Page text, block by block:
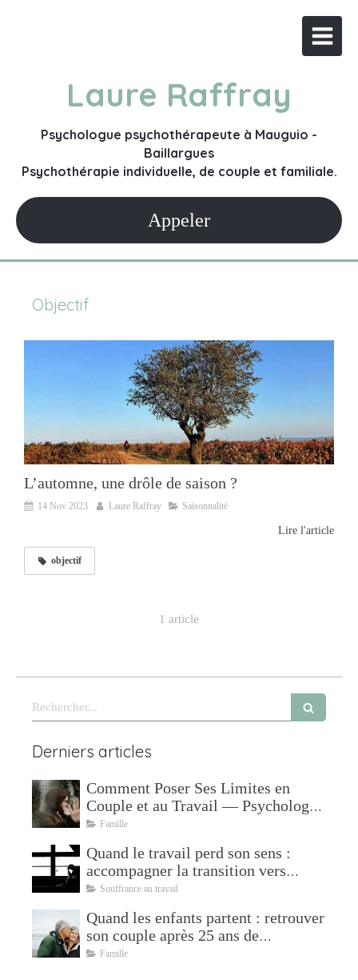
Laure Raffray
Psychologue psychothérapeute à Mauguio -
Baillargues
Psychothérapie individuelle, de couple et familiale.
Appeler
Objectif
L’automne, une drôle de saison ?
14 Nov 2023 Laure Raffray Saisonnalité
Lire l'article
objectif
1 article
Rechercher
Derniers articles
Comment Poser Ses Limites en
Couple et au Travail — Psychologue
à Mudaison
Famille
Quand le travail perd son sens :
accompagner la transition vers
l'après
Souffrance au travail
Quand les enfants partent : retrouver
son couple après 25 ans de
parentalité
Famille